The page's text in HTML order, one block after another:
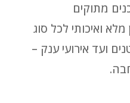
מתוקים
ואיכותי לכל סוג
ועד אירועי ענק –